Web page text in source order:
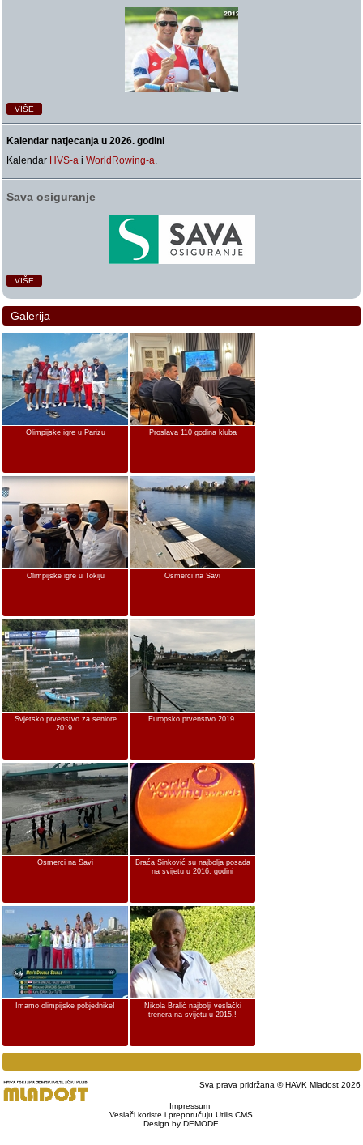
VIŠE
Kalendar natjecanja u 2026. godini
Kalendar HVS-a iWorldRowing-a.
Sava osiguranje
VIŠE
Galerija
Olimpijske igre u Parizu Proslava 110 godina kluba
Olimpijske igre u Tokiju Osmerci na Savi
Svjetsko prvenstvo za seniore
2019.
Europsko prvenstvo 2019.
Osmerci na Savi
Braća Sinković su najbolja posada
na svijetu u 2016. godini
Imamo olimpijske pobjednike!
Nikola Bralić najbolji veslački
trenera na svijetu u 2015.!
Sva prava pridržana © HAVK Mladost 2026
Impressum
Veslači koriste i preporučuju Utilis CMS
Design by DEMODE